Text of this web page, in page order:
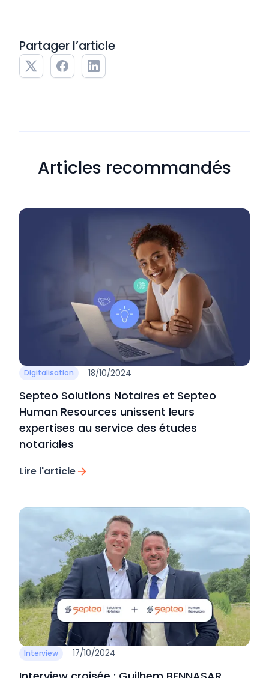
Partager l’article
Articles recommandés
Digitalisation 18/10/2024
Septeo Solutions Notaires et Septeo
Human Resources unissent leurs
expertises au service des études
notariales
Lire l'article
Interview 17/10/2024